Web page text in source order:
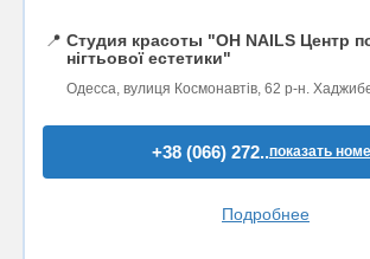
📍 Студия красоты "OH NAILS Центр
нігтьової естетики"
Одесса, вулиця Космонавтів, 62 р-н.
+38 (066) 272..показать
Подробнее